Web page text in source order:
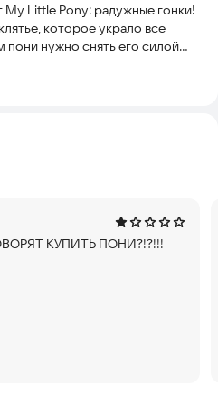
My Little Pony: радужные гонки!
которое украло все
нужно снять его силой
пони и используйте их, чтобы
для
работает стабильно, не
к интернету для
обновляется, чтобы вы могли
КУПИТЬ ПОНИ?!?!!!